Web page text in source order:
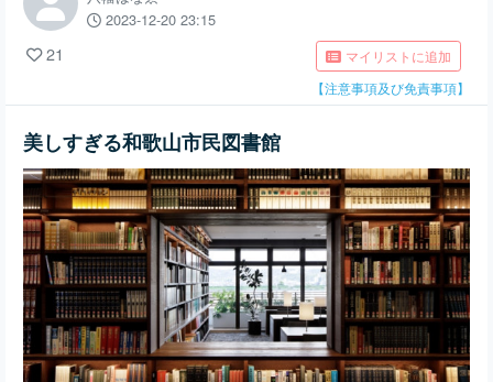
2023-12-20 23:15
21
マイリストに追加
【注意事項及び免責事項】
美しすぎる和歌山市民図書館